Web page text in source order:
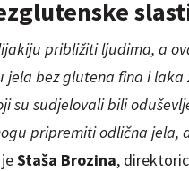
približiti ljudima, a
jela bez glutena fina i
su sudjelovali bili
pripremiti odlična jela,
Staša Brozina,